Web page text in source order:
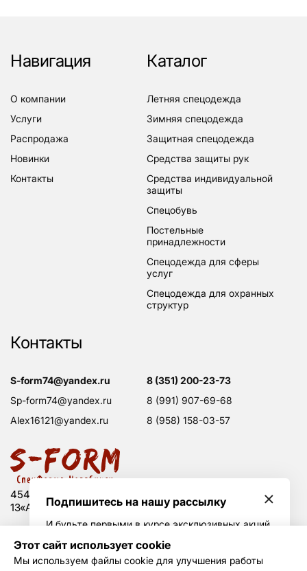
454008 Россия, г. Челябинск, Свердловский тракт,
13«А», оф. 203
Навигация
о компании
услуги
распродажа
новинки
контакты
Каталог
летняя спецодежда
зимняя спецодежда
защитная спецодежда
средства защиты рук
средства индивидуальной
защиты
спецобувь
постельные
принадлежности
спецодежда для сферы
услуг
спецодежда для охранных
структур
Контакты
s-form74@yandex.ru
sp-form74@yandex.ru
alex16121@yandex.ru
8 (351) 200-23-73
8 (991) 907-69-68
8 (958) 158-03-57
Политика конфиденциальности
Согласие на обработку данных
Подпишитесь на нашу рассылку
И будьте первыми в курсе эксклюзивных акций
Этот сайт использует cookie
Мы используем файлы cookie для улучшения работы